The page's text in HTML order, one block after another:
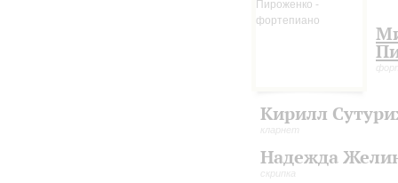
Кирилл
кларнет
Надежда
скрипка